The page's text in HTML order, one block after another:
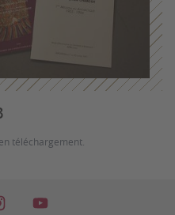
téléchargement.